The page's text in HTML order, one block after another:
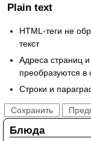
Plain text
HTML-теги не
текст
Адреса страниц
преобразуются в
Строки и
Блюда